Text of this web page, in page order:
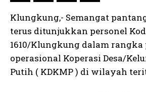
Klungkung,- Semangat
terus ditunjukkan personel
1610/Klungkung dalam rangka
operasional Koperasi Desa/
Putih ( KDKMP ) di wilayah